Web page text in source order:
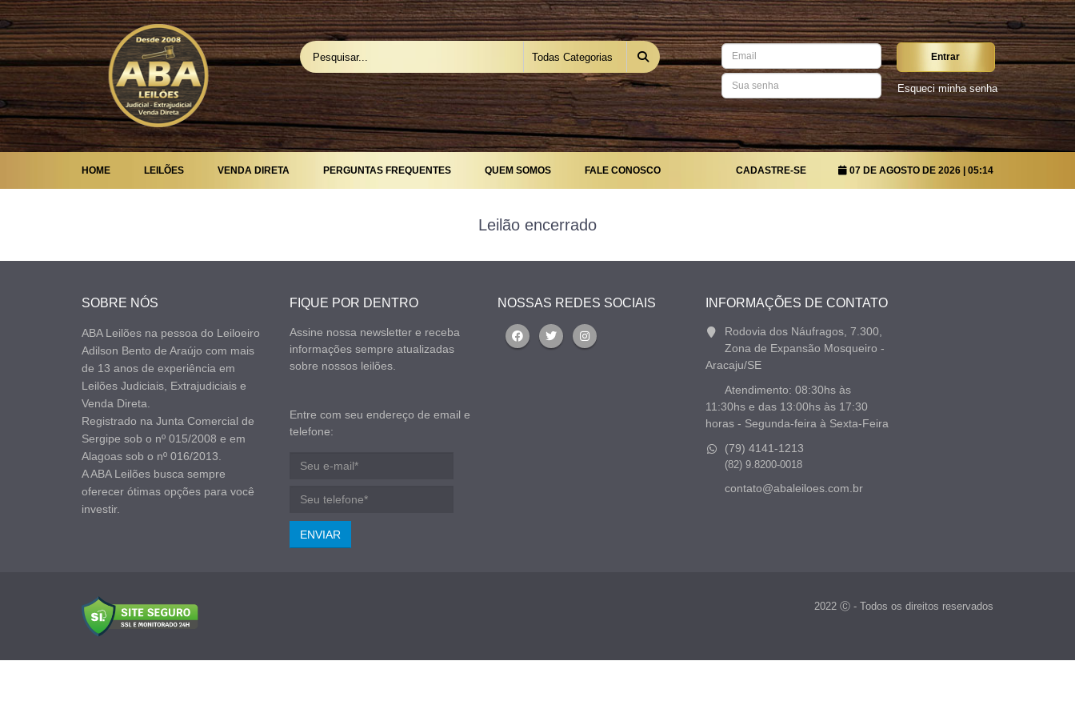
Entrar
Esqueci minha senha
HOME LEILÕES VENDA DIRETA PERGUNTAS FREQUENTES QUEM SOMOS FALE CONOSCO CADASTRE-SE 07 DE AGOSTO DE 2026 | 05:14
Leilão encerrado
SOBRE NÓS
ABA Leilões na pessoa do Leiloeiro
Adilson Bento de Araújo com mais
de 13 anos de experiência em
Leilões Judiciais, Extrajudiciais e
Venda Direta.
Registrado na Junta Comercial de
Sergipe sob o nº 015/2008 e em
Alagoas sob o nº 016/2013.
A ABA Leilões busca sempre
oferecer ótimas opções para você
investir.
FIQUE POR DENTRO
Assine nossa newsletter e receba
informações sempre atualizadas
sobre nossos leilões.
Entre com seu endereço de email e
telefone:
ENVIAR
NOSSAS REDES SOCIAIS INFORMAÇÕES DE CONTATO
Rodovia dos Náufragos, 7.300,
Zona de Expansão Mosqueiro -
Aracaju/SE
Atendimento: 08:30hs às
11:30hs e das 13:00hs às 17:30
horas - Segunda-feira à Sexta-Feira
(79) 4141-1213
(82) 9.8200-0018
contato@abaleiloes.com.br
2022 Ⓒ - Todos os direitos reservados